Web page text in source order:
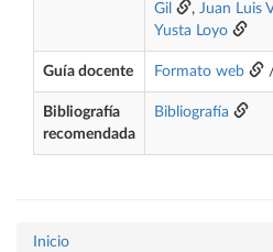
Gil
, Juan Luis
Yusta Loyo
Guía docente Formato web
Bibliografía
recomendada
Bibliografía
Inicio